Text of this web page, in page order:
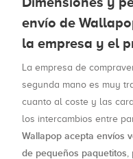
envío de
la empresa y el
La empresa de
segunda mano es muy
cuanto al coste y las
los intercambios entre
Wallapop acepta envíos
de pequeños paquetitos,